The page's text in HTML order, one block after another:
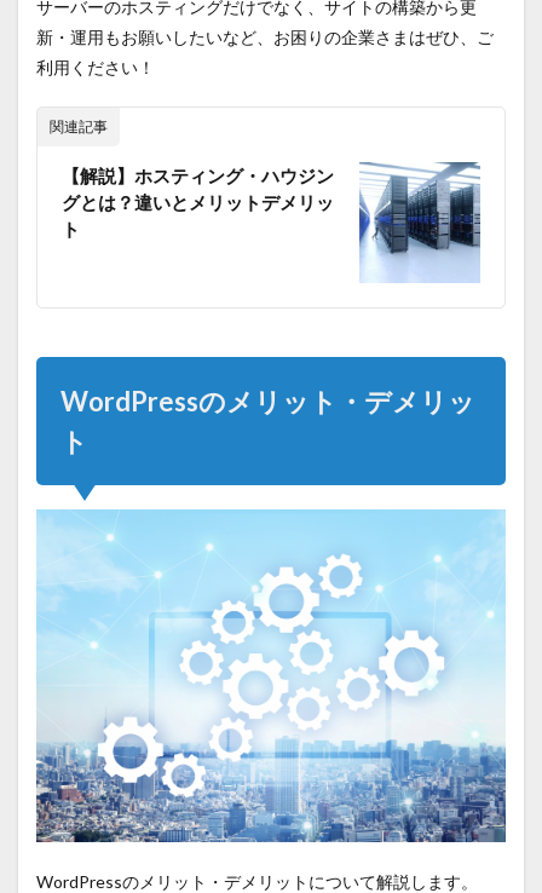
サーバーのホスティングだけでなく、サイトの構築から更
新・運用もお願いしたいなど、お困りの企業さまはぜひ、ご
利用ください！
関連記事
【解説】ホスティング・ハウジン
グとは？違いとメリットデメリッ
ト
WordPressのメリット・デメリッ
ト
WordPressのメリット・デメリットについて解説します。